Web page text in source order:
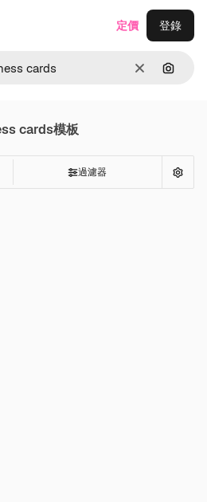
清除 通過圖
定價 登錄
cards模板
過濾器